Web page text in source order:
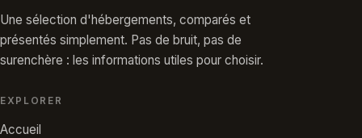
Une sélection d'hébergements, comparés et
présentés simplement. Pas de bruit, pas de
surenchère : les informations utiles pour choisir.
EXPLORER
Accueil